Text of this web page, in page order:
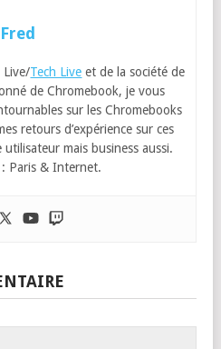
Fred
Live/Tech Live et de la société de
de Chromebook, je vous
sur les Chromebooks
retours d’expérience sur ces
mais business aussi.
: Paris & Internet.